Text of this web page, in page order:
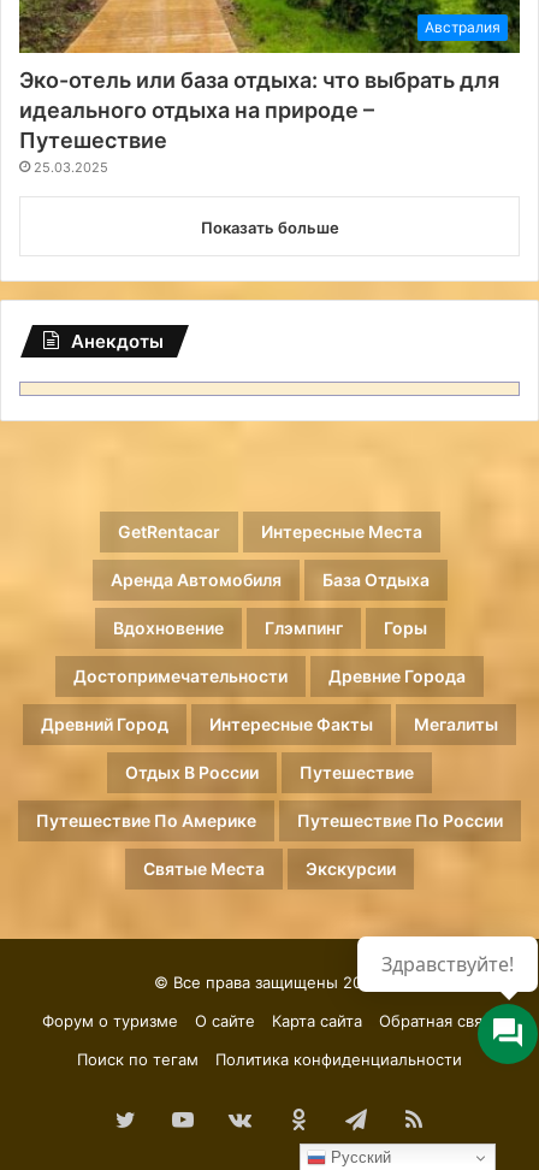
Австралия
Эко-отель или база отдыха: что выбрать для
идеального отдыха на природе –
Путешествие
25.03.2025
Показать больше
Анекдоты
GetRentacar Интересные Места
Аренда Автомобиля База Отдыха
Вдохновение Глэмпинг Горы
Достопримечательности Древние Города
Древний Город Интересные Факты Мегалиты
Отдых В России Путешествие
Путешествие По Америке Путешествие По России
Святые Места Экскурсии
© Все права защищены 2026.
Форум о туризме
О сайте Карта сайта
Обратная связь
Поиск по тегам
Политика конфиденциальности
TwitterYouTubevk.comОдноклассники
Telegram
RSS
Русский